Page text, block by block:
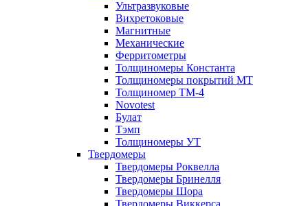
Ультразвуковые
Вихретоковые
Магнитные
Механические
Ферритометры
Толщиномеры Константа
Толщиномеры покрытий МТ
Толщиномер ТМ-4
Novotest
Булат
Тэмп
Толщиномеры УТ
Твердомеры
Твердомеры Роквелла
Твердомеры Бринелля
Твердомеры Шора
Твердомеры Виккерса